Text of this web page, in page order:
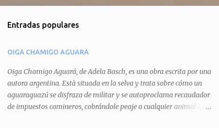
e
t
a
r
i
o
Entradas populares
OIGA CHAMIGO AGUARA
Oiga Chamigo Aguará, de Adela Basch, es una obra escrita por una
autora argentina. Està situada en la selva y trata sobre cómo un
aguaraguazú se disfraza de militar y se autoproclama recaudador
de impuestos camineros, cobrándole peaje a cualquier animal que